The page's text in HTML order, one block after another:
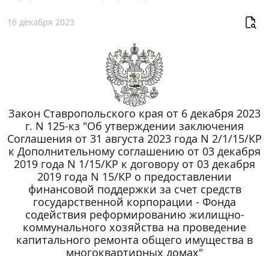
16 декабря 2023
Закон Ставропольского края от 6 декабря 2023
г. N 125-кз "Об утверждении заключения
Соглашения от 31 августа 2023 года N 2/1/15/КР
к Дополнительному соглашению от 03 декабря
2019 года N 1/15/КР к договору от 03 декабря
2019 года N 15/КР о предоставлении
финансовой поддержки за счет средств
государственной корпорации - Фонда
содействия реформированию жилищно-
коммунального хозяйства на проведение
капитального ремонта общего имущества в
многоквартирных домах"